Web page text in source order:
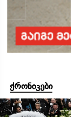
ქრონიკები